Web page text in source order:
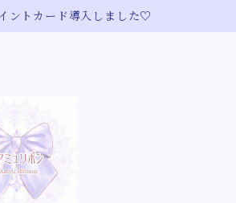
ントカード導入しました♡